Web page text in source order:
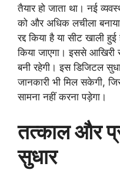
तैयार हो जाता था। नई
को और अधिक लचीला
रद्द किया है या सीट खाली
किया जाएगा। इससे
बनी रहेगी। इस डिजिटल
जानकारी भी मिल सकेगी,
सामना नहीं करना पड़ेगा।
तत्काल और
सुधार